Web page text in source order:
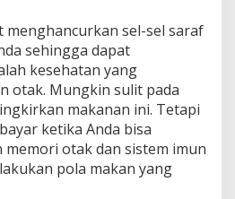
menghancurkan sel-sel saraf
sehingga dapat
kesehatan yang
otak. Mungkin sulit pada
makanan ini. Tetapi
ketika Anda bisa
otak dan sistem imun
pola makan yang